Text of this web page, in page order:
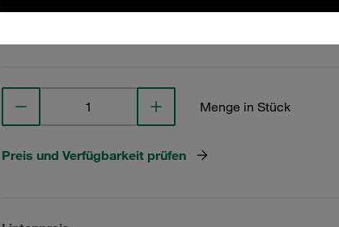
Menge in Stück
Preis und Verfügbarkeit prüfen